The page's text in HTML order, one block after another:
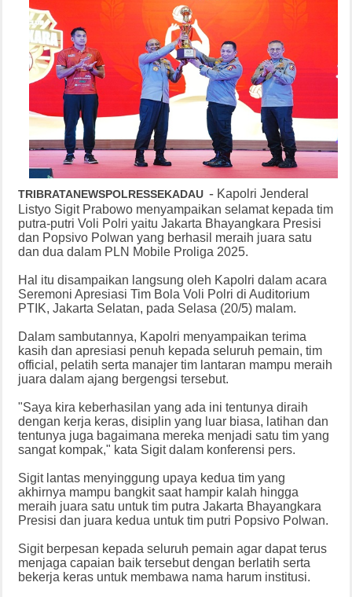
TRIBRATANEWSPOLRESSEKADAU - Kapolri Jenderal
Listyo Sigit Prabowo menyampaikan selamat kepada tim
putra-putri Voli Polri yaitu Jakarta Bhayangkara Presisi
dan Popsivo Polwan yang berhasil meraih juara satu
dan dua dalam PLN Mobile Proliga 2025.
Hal itu disampaikan langsung oleh Kapolri dalam acara
Seremoni Apresiasi Tim Bola Voli Polri di Auditorium
PTIK, Jakarta Selatan, pada Selasa (20/5) malam.
Dalam sambutannya, Kapolri menyampaikan terima
kasih dan apresiasi penuh kepada seluruh pemain, tim
official, pelatih serta manajer tim lantaran mampu meraih
juara dalam ajang bergengsi tersebut.
"Saya kira keberhasilan yang ada ini tentunya diraih
dengan kerja keras, disiplin yang luar biasa, latihan dan
tentunya juga bagaimana mereka menjadi satu tim yang
sangat kompak," kata Sigit dalam konferensi pers.
Sigit lantas menyinggung upaya kedua tim yang
akhirnya mampu bangkit saat hampir kalah hingga
meraih juara satu untuk tim putra Jakarta Bhayangkara
Presisi dan juara kedua untuk tim putri Popsivo Polwan.
Sigit berpesan kepada seluruh pemain agar dapat terus
menjaga capaian baik tersebut dengan berlatih serta
bekerja keras untuk membawa nama harum institusi.